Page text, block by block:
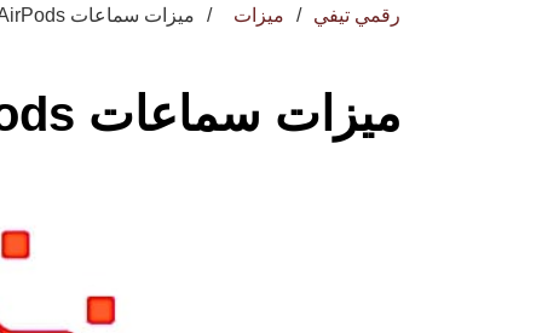
رقمي تيفي ميزات ميزات سماعات AirPods برو 3 المنتظرة
ميزات سماعات AirPods برو 3 المنتظرة